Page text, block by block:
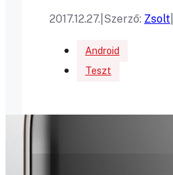
2017.12.27. Szerző: Zsolt
Android
Teszt